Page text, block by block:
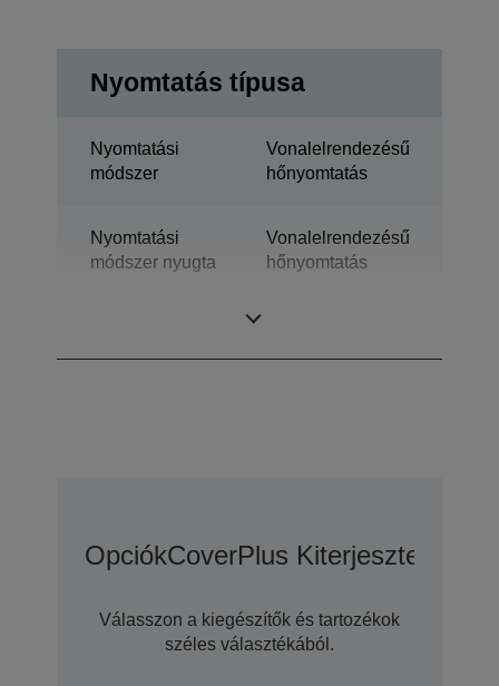
Nyomtatás típusa
Nyomtatási
módszer
Vonalelrendezésű
hőnyomtatás
Nyomtatási
módszer nyugta
Vonalelrendezésű
hőnyomtatás
OpciókCoverPlus Kiterjesztett
Válasszon a kiegészítők és tartozékok
széles választékából.